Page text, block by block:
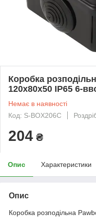
Коробка
120x80x50 IP65 6-
Немає в наявності
Код: S-BOX206C
204 ₴
Опис Характеристики
Опис
Коробка розподільна